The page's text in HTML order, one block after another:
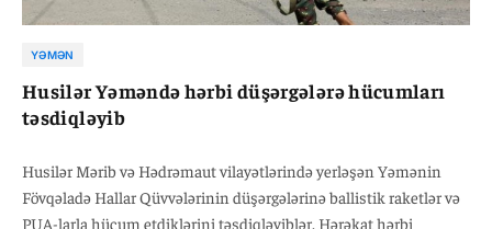
YƏMƏN
Husilər Yəməndə hərbi düşərgələrə hücumları
təsdiqləyib
Husilər Mərib və Hədrəmaut vilayətlərində yerləşən Yəmənin
Fövqəladə Hallar Qüvvələrinin düşərgələrinə ballistik raketlər və
PUA-larla hücum etdiklərini təsdiqləyiblər. Hərəkat hərbi